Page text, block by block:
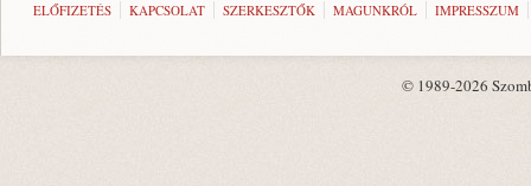
ELŐFIZETÉS KAPCSOLAT SZERKESZTŐK MAGUNKRÓL IMPRESSZUM
© 1989-2026